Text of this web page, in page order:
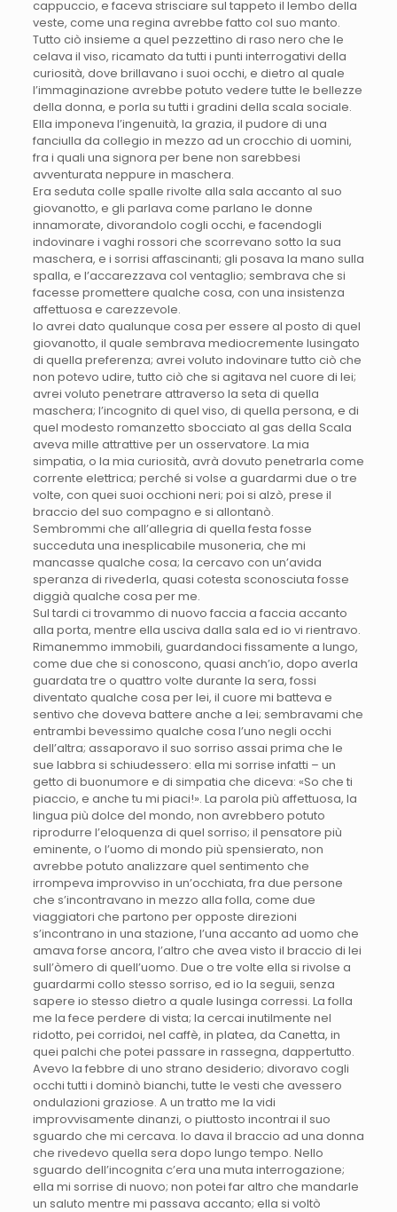
cappuccio, e faceva strisciare sul tappeto il lembo della
veste, come una regina avrebbe fatto col suo manto.
Tutto ciò insieme a quel pezzettino di raso nero che le
celava il viso, ricamato da tutti i punti interrogativi della
curiosità, dove brillavano i suoi occhi, e dietro al quale
l’immaginazione avrebbe potuto vedere tutte le bellezze
della donna, e porla su tutti i gradini della scala sociale.
Ella imponeva l’ingenuità, la grazia, il pudore di una
fanciulla da collegio in mezzo ad un crocchio di uomini,
fra i quali una signora per bene non sarebbesi
avventurata neppure in maschera.
Era seduta colle spalle rivolte alla sala accanto al suo
giovanotto, e gli parlava come parlano le donne
innamorate, divorandolo cogli occhi, e facendogli
indovinare i vaghi rossori che scorrevano sotto la sua
maschera, e i sorrisi affascinanti; gli posava la mano sulla
spalla, e l’accarezzava col ventaglio; sembrava che si
facesse promettere qualche cosa, con una insistenza
affettuosa e carezzevole.
Io avrei dato qualunque cosa per essere al posto di quel
giovanotto, il quale sembrava mediocremente lusingato
di quella preferenza; avrei voluto indovinare tutto ciò che
non potevo udire, tutto ciò che si agitava nel cuore di lei;
avrei voluto penetrare attraverso la seta di quella
maschera; l’incognito di quel viso, di quella persona, e di
quel modesto romanzetto sbocciato al gas della Scala
aveva mille attrattive per un osservatore. La mia
simpatia, o la mia curiosità, avrà dovuto penetrarla come
corrente elettrica; perché si volse a guardarmi due o tre
volte, con quei suoi occhioni neri; poi si alzò, prese il
braccio del suo compagno e si allontanò.
Sembrommi che all’allegria di quella festa fosse
succeduta una inesplicabile musoneria, che mi
mancasse qualche cosa; la cercavo con un’avida
speranza di rivederla, quasi cotesta sconosciuta fosse
diggià qualche cosa per me.
Sul tardi ci trovammo di nuovo faccia a faccia accanto
alla porta, mentre ella usciva dalla sala ed io vi rientravo.
Rimanemmo immobili, guardandoci fissamente a lungo,
come due che si conoscono, quasi anch’io, dopo averla
guardata tre o quattro volte durante la sera, fossi
diventato qualche cosa per lei, il cuore mi batteva e
sentivo che doveva battere anche a lei; sembravami che
entrambi bevessimo qualche cosa l’uno negli occhi
dell’altra; assaporavo il suo sorriso assai prima che le
sue labbra si schiudessero: ella mi sorrise infatti – un
getto di buonumore e di simpatia che diceva: «So che ti
piaccio, e anche tu mi piaci!». La parola più affettuosa, la
lingua più dolce del mondo, non avrebbero potuto
riprodurre l’eloquenza di quel sorriso; il pensatore più
eminente, o l’uomo di mondo più spensierato, non
avrebbe potuto analizzare quel sentimento che
irrompeva improvviso in un’occhiata, fra due persone
che s’incontravano in mezzo alla folla, come due
viaggiatori che partono per opposte direzioni
s’incontrano in una stazione, l’una accanto ad uomo che
amava forse ancora, l’altro che avea visto il braccio di lei
sull’òmero di quell’uomo. Due o tre volte ella si rivolse a
guardarmi collo stesso sorriso, ed io la seguii, senza
sapere io stesso dietro a quale lusinga corressi. La folla
me la fece perdere di vista; la cercai inutilmente nel
ridotto, pei corridoi, nel caffè, in platea, da Canetta, in
quei palchi che potei passare in rassegna, dappertutto.
Avevo la febbre di uno strano desiderio; divoravo cogli
occhi tutti i dominò bianchi, tutte le vesti che avessero
ondulazioni graziose. A un tratto me la vidi
improvvisamente dinanzi, o piuttosto incontrai il suo
sguardo che mi cercava. Io dava il braccio ad una donna
che rivedevo quella sera dopo lungo tempo. Nello
sguardo dell’incognita c’era una muta interrogazione;
ella mi sorrise di nuovo; non potei far altro che mandarle
un saluto mentre mi passava accanto; ella si voltò